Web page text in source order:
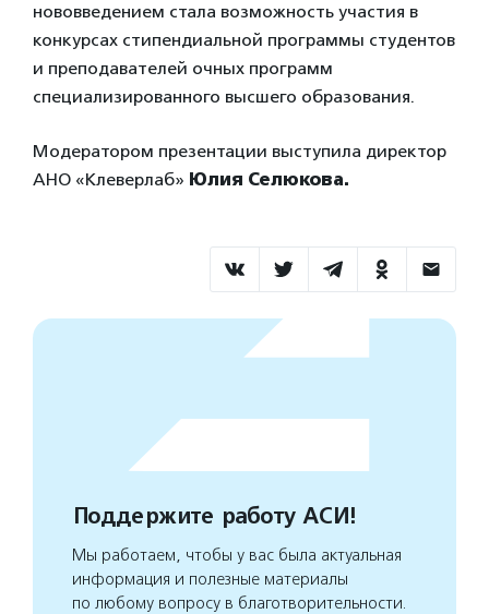
нововведением стала возможность участия в
конкурсах стипендиальной программы студентов
и преподавателей очных программ
специализированного высшего образования.
Модератором презентации выступила директор
АНО «Клеверлаб» Юлия Селюкова.
Поддержите работу АСИ!
Мы работаем, чтобы у вас была актуальная
информация и полезные материалы
по любому вопросу в благотворительности.